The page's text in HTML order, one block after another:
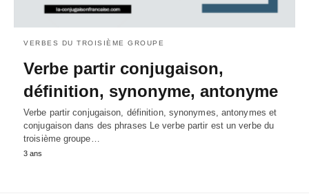
VERBES DU TROISIÈME GROUPE
Verbe partir conjugaison,
définition, synonyme, antonyme
Verbe partir conjugaison, définition, synonymes, antonymes et
conjugaison dans des phrases Le verbe partir est un verbe du
troisième groupe…
3 ans